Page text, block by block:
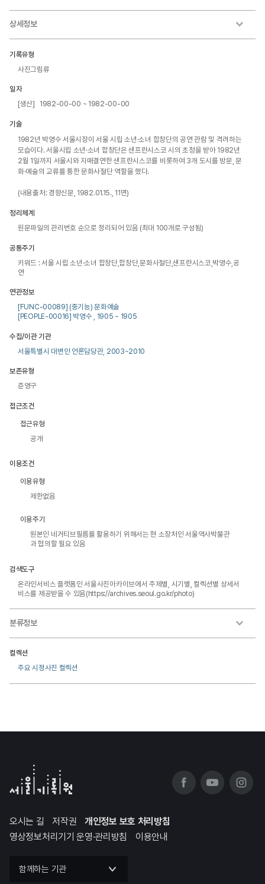
상세정보
기록유형
사진그림류
일자
[생산] 1982-00-00 ~ 1982-00-00
기술
1982년 박영수 서울시장이 서울 시립 소년·소녀 합창단의 공연 관람 및 격려하는
모습이다. 서울시립 소년·소녀 합창단은 샌프란시스코 시의 초청을 받아 1982년
2월 1일까지 서울시와 자매결연한 샌프란시스코를 비롯하여 3개 도시를 방문, 문
화·예술의 교류를 통한 문화사절단 역할을 했다.
(내용출처: 경향신문, 1982.01.15., 11면)
정리체계
원문파일의 관리번호 순으로 정리되어 있음 (최대 100개로 구성됨)
공통주기
키워드 : 서울 시립 소년·소녀 합창단,합창단,문화사절단,샌프란시스코,박영수,공
연
연관정보
[FUNC-00089] (중기능) 문화예술
[PEOPLE-00016] 박영수 , 1905 ~ 1905
수집/이관 기관
서울특별시 대변인 언론담당관, 2003~2010
보존유형
준영구
접근조건
접근유형
공개
이용조건
이용유형
제한없음
이용주기
원본인 네거티브필름를 활용하기 위해서는 현 소장처인 서울역사박물관
과 협의할 필요 있음
검색도구
온라인서비스 플랫폼인 서울사진아카이브에서 주제별, 시기별, 컬렉션별 상세서
비스를 제공받을 수 있음(https://archives.seoul.go.kr/photo)
분류정보
컬렉션
주요 시정사진 컬렉션
오시는 길 저작권
개인정보 보호 처리방침
영상정보처리기기 운영·관리방침
이용안내
함께하는 기관